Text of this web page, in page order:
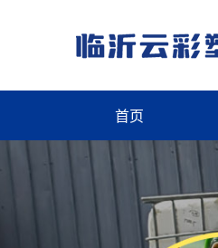
首页